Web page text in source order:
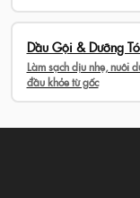
Dầu Gội & Dưỡng
Làm sạch dịu nhẹ, nuôi
đầu khỏe từ gốc